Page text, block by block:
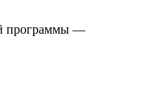
программы —